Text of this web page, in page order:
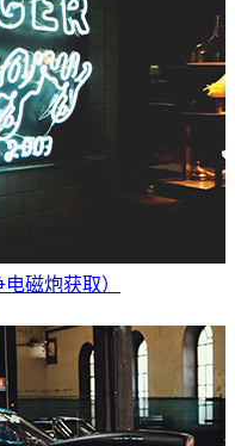
磁炮获取）